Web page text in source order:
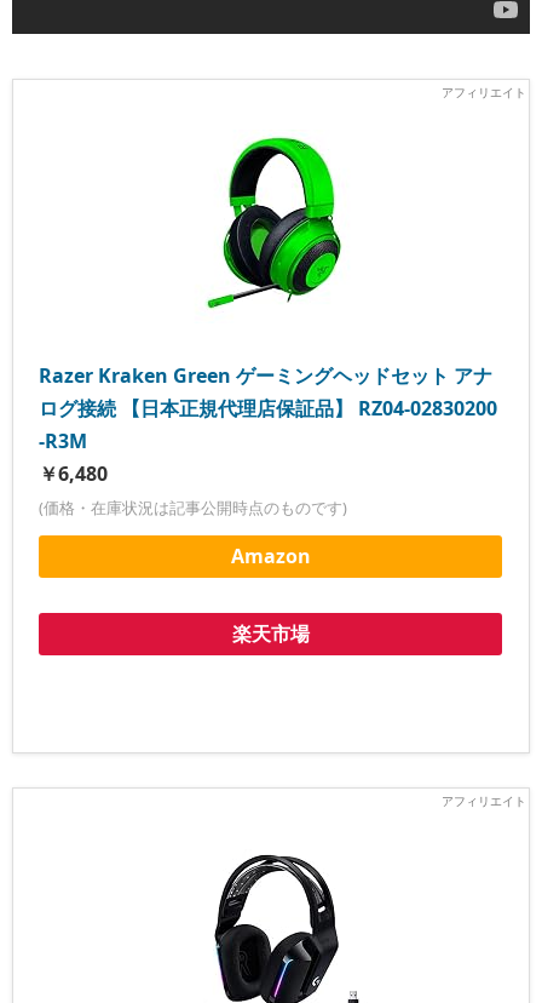
Razer Kraken Green ゲーミングヘッドセット アナ
ログ接続 【日本正規代理店保証品】 RZ04-02830200
-R3M
￥6,480
(価格・在庫状況は記事公開時点のものです)
Amazon
楽天市場